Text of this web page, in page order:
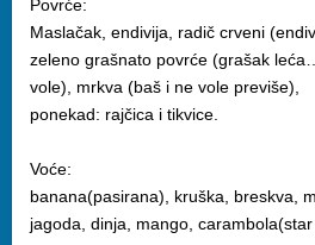
Povrće:
Maslačak, endivija, radič crveni
zeleno grašnato povrće (grašak
vole), mrkva (baš i ne vole previše),
ponekad: rajčica i tikvice.
Voće:
banana(pasirana), kruška, breskva,
jagoda, dinja, mango,